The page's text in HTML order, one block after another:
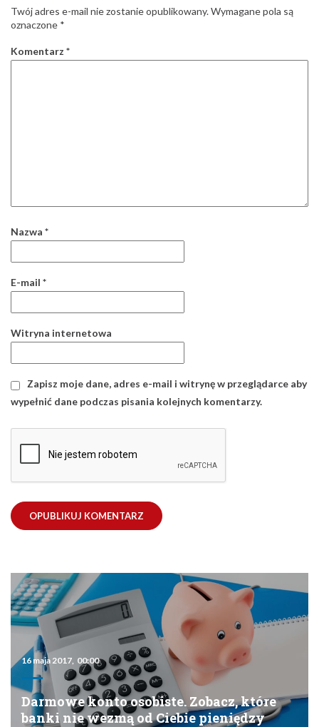
Twój adres e-mail nie zostanie opublikowany.Wymagane pola są
oznaczone *
Komentarz *
Nazwa *
E-mail *
Witryna internetowa
Zapisz moje dane, adres e-mail i witrynę w przeglądarce aby
wypełnić dane podczas pisania kolejnych komentarzy.
16 maja 2017, 00:00
Darmowe konto osobiste. Zobacz, które
banki nie wezmą od Ciebie pieniędzy